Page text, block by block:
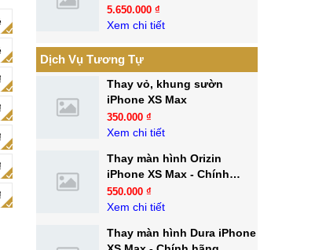
5.650.000 ₫
Xem chi tiết
Dịch Vụ Tương Tự
Thay vỏ, khung sườn
iPhone XS Max
350.000 ₫
Xem chi tiết
Thay màn hình Orizin
iPhone XS Max - Chính
hãng
550.000 ₫
Xem chi tiết
Thay màn hình Dura iPhone